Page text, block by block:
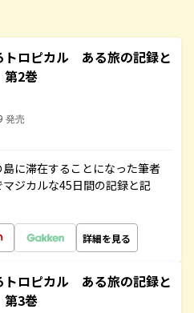
トロピカル ある旅の記録と
2巻
発売
に滞在することになった筆者
ジカルな45日間の記録と記
詳細を見る
トロピカル ある旅の記録と
3巻